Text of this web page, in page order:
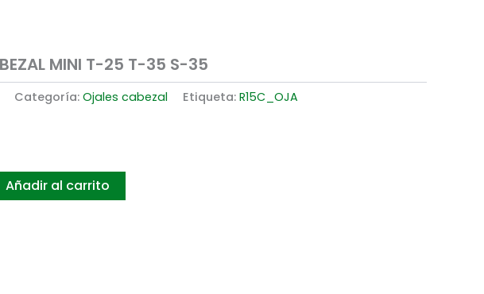
MINI T-25 T-35 S-35
Categoría: Ojales cabezal Etiqueta: R15C_OJA
Añadir al carrito